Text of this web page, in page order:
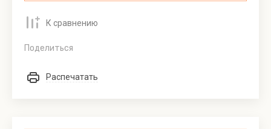
К сравнению
Поделиться
Распечатать